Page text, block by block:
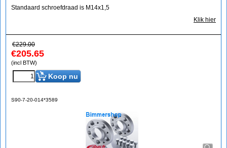
Standaard schroefdraad is M14x1,5
Klik hier
€229.00
€205.65
(incl BTW)
Koop nu
S90-7-20-014*3589